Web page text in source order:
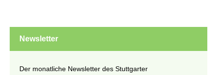
Newsletter
Der monatliche Newsletter des Stuttgarter